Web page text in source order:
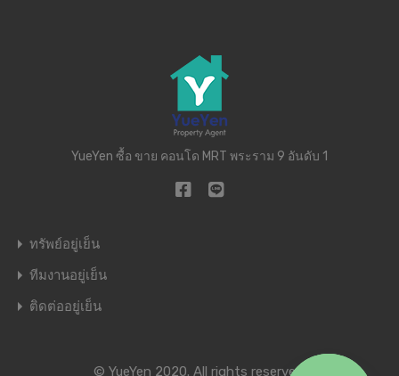
YueYen ซื้อ ขาย คอนโด MRT พระราม 9 อันดับ 1
ทรัพย์อยู่เย็น
ทีมงานอยู่เย็น
ติดต่ออยู่เย็น
© YueYen 2020. All rights reserved.